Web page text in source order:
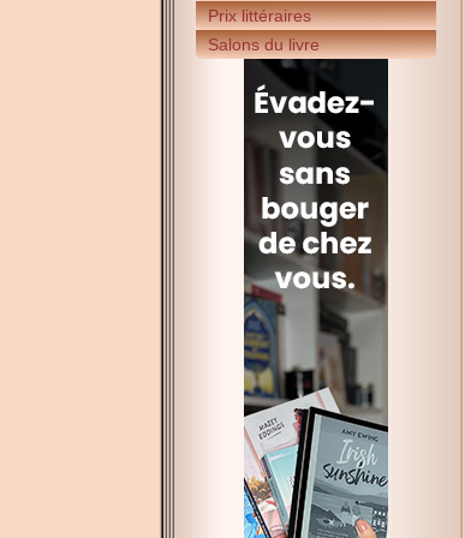
Prix littéraires
Salons du livre